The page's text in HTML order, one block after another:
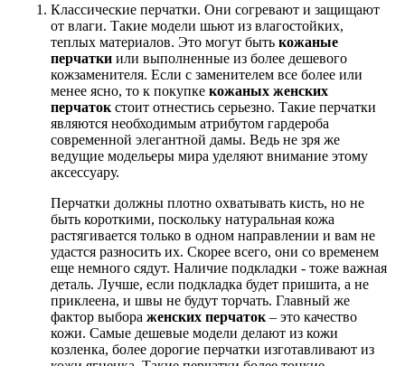
Классические перчатки. Они согревают и защищают
от влаги. Такие модели шьют из влагостойких,
теплых материалов. Это могут быть кожаные
перчаткиили выполненные из более дешевого
кожзаменителя. Если с заменителем все более или
менее ясно, то к покупке кожаных женских
перчатокстоит отнестись серьезно. Такие перчатки
являются необходимым атрибутом гардероба
современной элегантной дамы. Ведь не зря же
ведущие модельеры мира уделяют внимание этому
аксессуару.
Перчатки должны плотно охватывать кисть, но не
быть короткими, поскольку натуральная кожа
растягивается только в одном направлении и вам не
удастся разносить их. Скорее всего, они со временем
еще немного сядут. Наличие подкладки - тоже важная
деталь. Лучше, если подкладка будет пришита, а не
приклеена, и швы не будут торчать. Главный же
фактор выбора женских перчаток– это качество
кожи. Самые дешевые модели делают из кожи
козленка, более дорогие перчатки изготавливают из